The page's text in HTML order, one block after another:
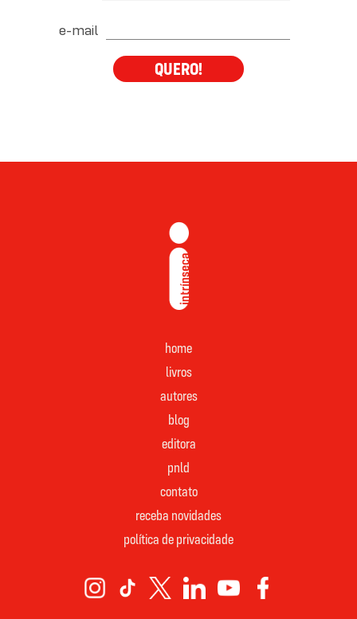
e-mail
QUERO!
home
livros
autores
blog
editora
pnld
contato
receba novidades
política de privacidade